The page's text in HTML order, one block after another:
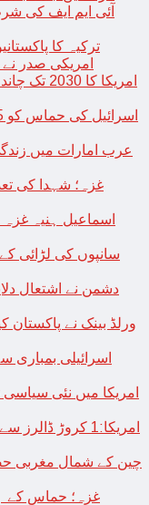
آئی ایم ایف کی
ترکیہ کا
امریکی صدر
امریکا
عرب امارات میں
اسماعیل ہنیہ
سانپوں کی لڑائی
دشمن نے اشتعال
امریکا میں نئی
امریکا:1 کروڑ
چین کے شمال مغربی